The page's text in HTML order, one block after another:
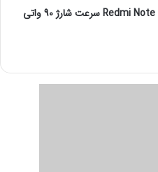
گوشی Redmi Note 14 Pro سرعت شارژ 90 واتی